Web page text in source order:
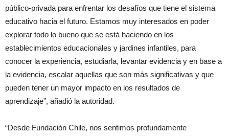
público-privada para enfrentar los desafíos que tiene el sistema
educativo hacia el futuro. Estamos muy interesados en poder
explorar todo lo bueno que se está haciendo en los
establecimientos educacionales y jardines infantiles, para
conocer la experiencia, estudiarla, levantar evidencia y en base a
la evidencia, escalar aquellas que son más significativas y que
pueden tener un mayor impacto en los resultados de
aprendizaje”, añadió la autoridad.
“Desde Fundación Chile, nos sentimos profundamente